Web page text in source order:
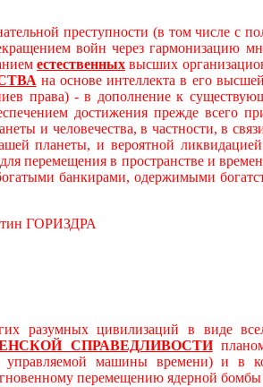
преступности (в том числе с
войн через гармонизацию
естественных высших
на основе интеллекта в его
права) - в дополнение к
достижения прежде всего
и человечества, в частности, в
планеты, и вероятной
перемещения в пространстве и
банкирами, одержимыми
цивилизаций в виде
СПРАВЕДЛИВОСТИ
машины времени) и в
перемещению ядерной